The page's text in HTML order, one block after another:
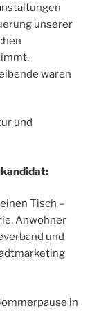
unserer
waren
und
Tisch –
Anwohner
und
in